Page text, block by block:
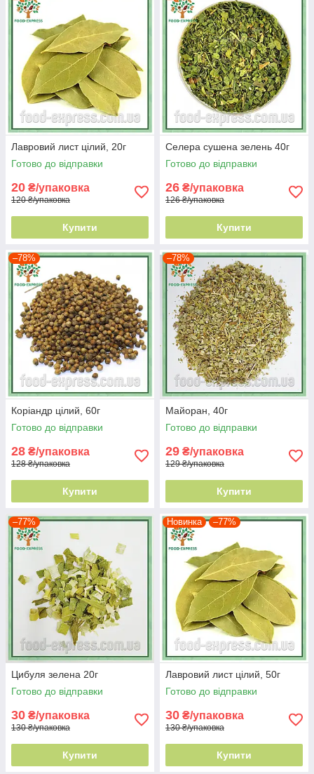
Лавровий лист цілий, 20г
Готово до відправки
20 ₴/упаковка
120 ₴/упаковка
Купити
Селера сушена зелень 40г
Готово до відправки
26 ₴/упаковка
126 ₴/упаковка
Купити
–78%
Коріандр цілий, 60г
Готово до відправки
28 ₴/упаковка
128 ₴/упаковка
Купити
–78%
Майоран, 40г
Готово до відправки
29 ₴/упаковка
129 ₴/упаковка
Купити
–77%
Цибуля зелена 20г
Готово до відправки
30 ₴/упаковка
130 ₴/упаковка
Купити
Новинка –77%
Лавровий лист цілий, 50г
Готово до відправки
30 ₴/упаковка
130 ₴/упаковка
Купити